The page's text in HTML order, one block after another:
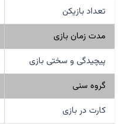
تعداد بازیکن
مدت زمان بازی
پیچیدگی و سختی بازی
گروه سنی
کارت در بازی